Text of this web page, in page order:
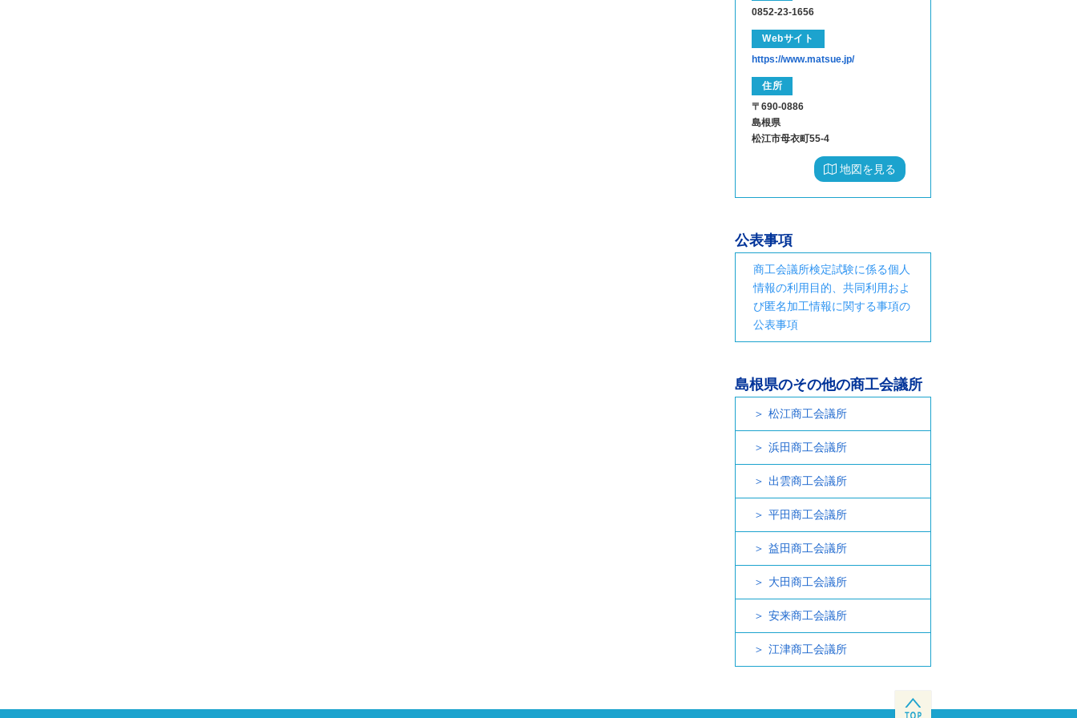
0852-23-1656
Webサイト
https://www.matsue.jp/
住所
〒690-0886
島根県
松江市母衣町55-4
地図を見る
公表事項
商工会議所検定試験に係る個人
情報の利用目的、共同利用およ
び匿名加工情報に関する事項の
公表事項
島根県のその他の商工会議所
松江商工会議所
浜田商工会議所
出雲商工会議所
平田商工会議所
益田商工会議所
大田商工会議所
安来商工会議所
江津商工会議所